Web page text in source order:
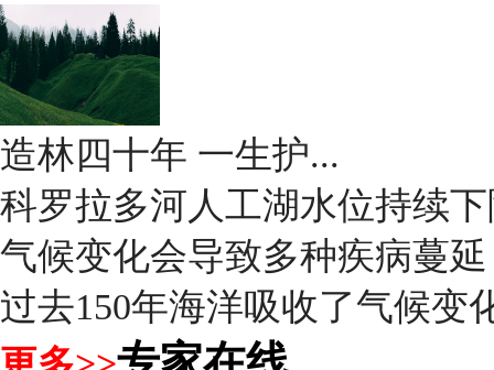
造林四十年 一生护...
科罗拉多河人工湖水位持续
气候变化会导致多种疾病蔓延
过去150年海洋吸收了气候变